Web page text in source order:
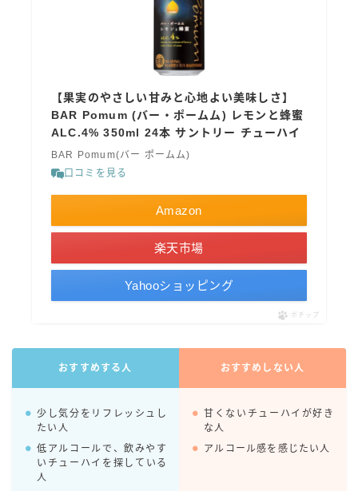
極上フルーツサワー
檸檬堂
WATTA
natura WATTA
その他メーカー
素滴しぼり
お得情報
楽天
コラム
【果実のやさしい甘みと心地よい美味しさ】
BAR Pomum (バー・ポームム) レモンと蜂蜜
ALC.4% 350ml 24本 サントリー チューハイ
BAR Pomum(バー ポームム)
口コミを見る
Amazon
楽天市場
Yahooショッピング
ポチップ
おすすめする人 おすすめしない人
少し気分をリフレッシュし
たい人
低アルコールで、飲みやす
いチューハイを探している
人
甘くないチューハイが好き
な人
アルコール感を感じたい人